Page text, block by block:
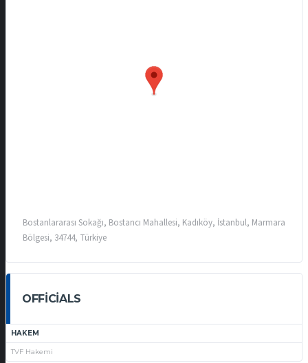
Bostanlararası Sokağı, Bostancı Mahallesi, Kadıköy, İstanbul, Marmara
Bölgesi, 34744, Türkiye
OFFICIALS
HAKEM
TVF Hakemi